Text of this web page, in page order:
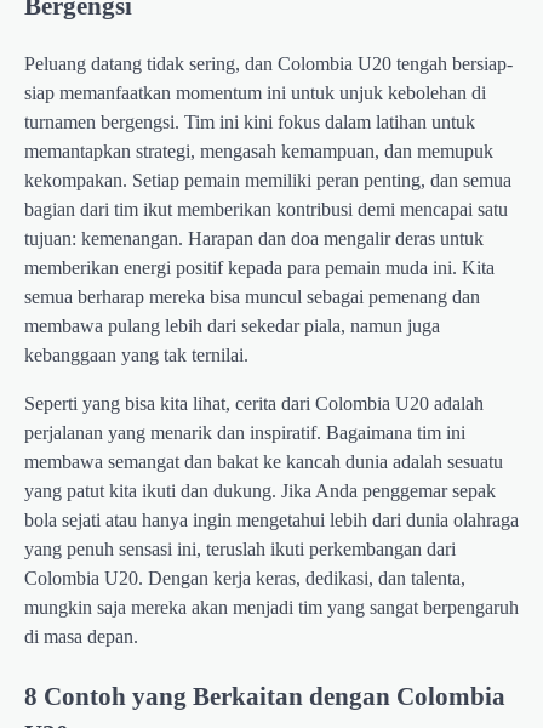
Peluang datang tidak sering, dan Colombia U20 tengah bersiap-
siap memanfaatkan momentum ini untuk unjuk kebolehan di
turnamen bergengsi. Tim ini kini fokus dalam latihan untuk
memantapkan strategi, mengasah kemampuan, dan memupuk
kekompakan. Setiap pemain memiliki peran penting, dan semua
bagian dari tim ikut memberikan kontribusi demi mencapai satu
tujuan: kemenangan. Harapan dan doa mengalir deras untuk
memberikan energi positif kepada para pemain muda ini. Kita
semua berharap mereka bisa muncul sebagai pemenang dan
membawa pulang lebih dari sekedar piala, namun juga
kebanggaan yang tak ternilai.
Seperti yang bisa kita lihat, cerita dari Colombia U20 adalah
perjalanan yang menarik dan inspiratif. Bagaimana tim ini
membawa semangat dan bakat ke kancah dunia adalah sesuatu
yang patut kita ikuti dan dukung. Jika Anda penggemar sepak
bola sejati atau hanya ingin mengetahui lebih dari dunia olahraga
yang penuh sensasi ini, teruslah ikuti perkembangan dari
Colombia U20. Dengan kerja keras, dedikasi, dan talenta,
mungkin saja mereka akan menjadi tim yang sangat berpengaruh
di masa depan.
8 Contoh yang Berkaitan dengan Colombia